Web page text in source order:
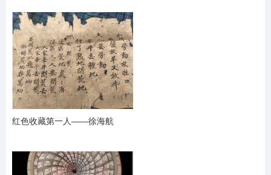
红色收藏第一人——徐海航